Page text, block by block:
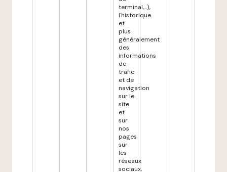
terminal,...),
l'historique
et
plus
généralement
des
informations
de
trafic
et de
navigation
sur le
site
et
sur
nos
pages
sur
les
réseaux
sociaux,